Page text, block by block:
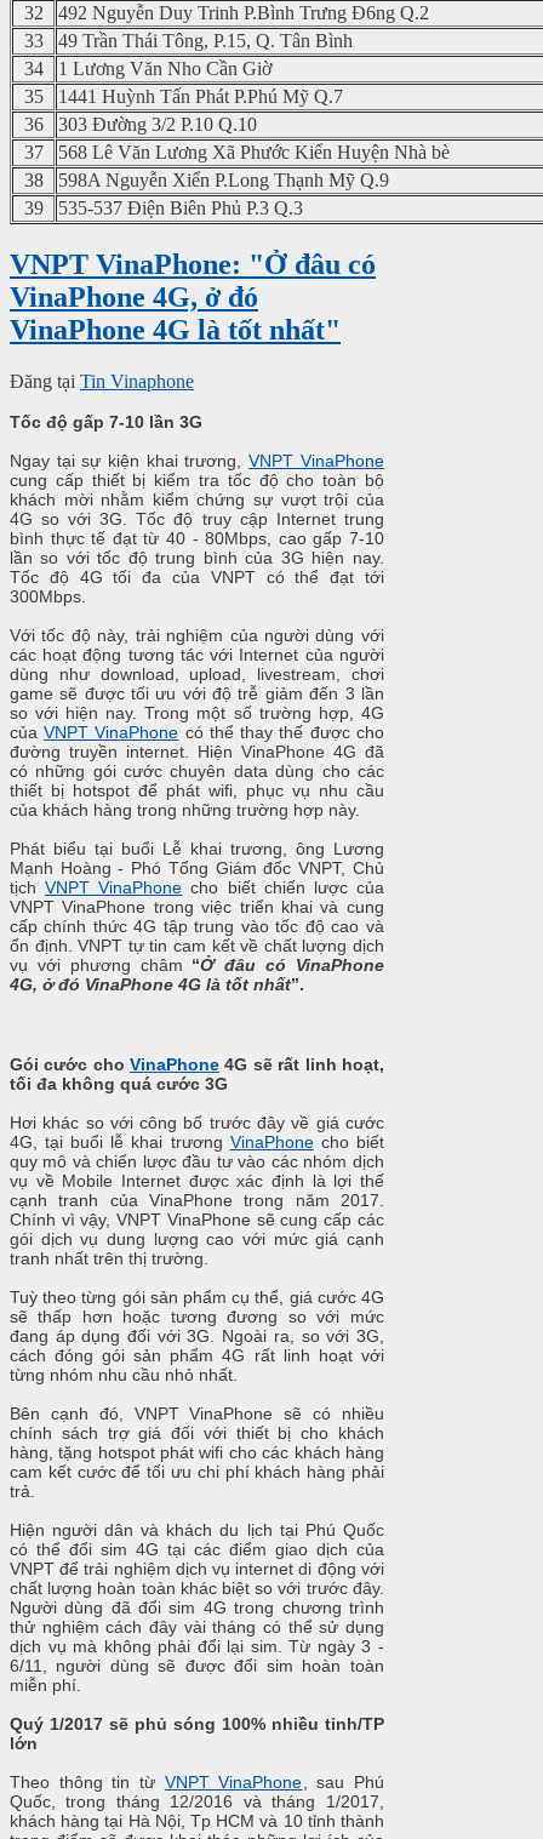
32
492 Nguyễn Duy Trinh P.Bình Trưng Đ6ng Q.2
33
49 Trần Thái Tông, P.15, Q. Tân Bình
34
1 Lương Văn Nho Cần Giờ
35
1441 Huỳnh Tấn Phát P.Phú Mỹ Q.7
36
303 Đường 3/2 P.10 Q.10
37
568 Lê Văn Lương Xã Phước Kiển Huyện Nhà bè
38
598A Nguyễn Xiển P.Long Thạnh Mỹ Q.9
39
535-537 Điện Biên Phủ P.3 Q.3
VNPT VinaPhone: "Ở đâu có
VinaPhone 4G, ở đó
VinaPhone 4G là tốt nhất"
Đăng tại Tin Vinaphone
Tốc độ gấp 7-10 lần 3G
Ngay tại sự kiện khai trương,VNPT VinaPhone
cung cấp thiết bị kiểm tra tốc độ cho toàn bộ
khách mời nhằm kiểm chứng sự vượt trội của
4G so với 3G. Tốc độ truy cập Internet trung
bình thực tế đạt từ 40 - 80Mbps, cao gấp 7-10
lần so với tốc độ trung bình của 3G hiện nay.
Tốc độ 4G tối đa của VNPT có thể đạt tới
300Mbps.
Với tốc độ này, trải nghiệm của người dùng với
các hoạt động tương tác với Internet của người
dùng như download, upload, livestream, chơi
game sẽ được tối ưu với độ trễ giảm đến 3 lần
so với hiện nay. Trong một số trường hợp, 4G
củaVNPT VinaPhone có thể thay thế được cho
đường truyền internet. Hiện VinaPhone 4G đã
có những gói cước chuyên data dùng cho các
thiết bị hotspot để phát wifi, phục vụ nhu cầu
của khách hàng trong những trường hợp này.
Phát biểu tại buổi Lễ khai trương, ông Lương
Mạnh Hoàng - Phó Tổng Giám đốc VNPT, Chủ
tịchVNPT VinaPhone cho biết chiến lược của
VNPT VinaPhone trong việc triển khai và cung
cấp chính thức 4G tập trung vào tốc độ cao và
ổn định. VNPT tự tin cam kết về chất lượng dịch
vụ với phương châm “Ở đâu có VinaPhone
4G, ở đó VinaPhone 4G là tốt nhất”.
Gói cước choVinaPhone 4G sẽ rất linh hoạt,
tối đa không quá cước 3G
Hơi khác so với công bố trước đây về giá cước
4G, tại buổi lễ khai trương VinaPhonecho biết
quy mô và chiến lược đầu tư vào các nhóm dịch
vụ về Mobile Internet được xác định là lợi thế
cạnh tranh của VinaPhone trong năm 2017.
Chính vì vậy, VNPT VinaPhone sẽ cung cấp các
gói dịch vụ dung lượng cao với mức giá cạnh
tranh nhất trên thị trường.
Tuỳ theo từng gói sản phẩm cụ thể, giá cước 4G
sẽ thấp hơn hoặc tương đương so với mức
đang áp dụng đối với 3G. Ngoài ra, so với 3G,
cách đóng gói sản phẩm 4G rất linh hoạt với
từng nhóm nhu cầu nhỏ nhất.
Bên cạnh đó, VNPT VinaPhone sẽ có nhiều
chính sách trợ giá đối với thiết bị cho khách
hàng, tặng hotspot phát wifi cho các khách hàng
cam kết cước để tối ưu chi phí khách hàng phải
trả.
Hiện người dân và khách du lịch tại Phú Quốc
có thể đổi sim 4G tại các điểm giao dịch của
VNPT để trải nghiệm dịch vụ internet di động với
chất lượng hoàn toàn khác biệt so với trước đây.
Người dùng đã đổi sim 4G trong chương trình
thử nghiệm cách đây vài tháng có thể sử dụng
dịch vụ mà không phải đổi lại sim. Từ ngày 3 -
6/11, người dùng sẽ được đổi sim hoàn toàn
miễn phí.
Quý 1/2017 sẽ phủ sóng 100% nhiều tỉnh/TP
lớn
Theo thông tin từ VNPT VinaPhone , sau Phú
Quốc, trong tháng 12/2016 và tháng 1/2017,
khách hàng tại Hà Nội, Tp HCM và 10 tỉnh thành